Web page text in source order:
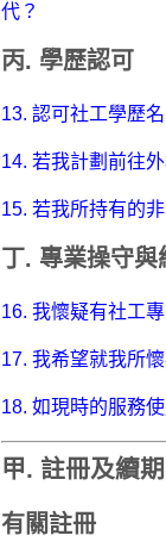
代？
丙. 學歷認可
13. 認可社工學歷
14. 若我計劃前往
15. 若我所持有的
丁. 專業操守與
16. 我懷疑有社工
17. 我希望就我所
18. 如現時的服務
甲. 註冊及續期
有關註冊